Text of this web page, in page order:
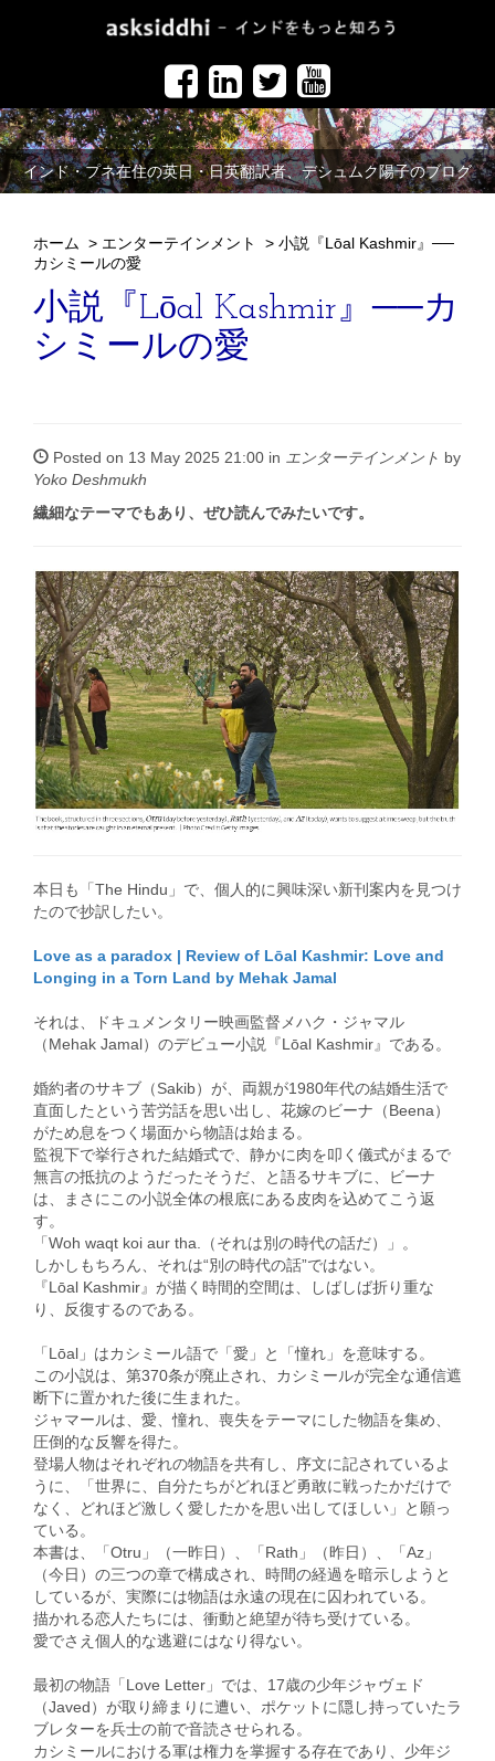
インド・プネ在住の英日・日英翻訳者、デシュムク陽子のブログ
ホーム > エンターテインメント > 小説『Lōal Kashmir』──
カシミールの愛
小説『Lōal Kashmir』──カ
シミールの愛
Posted on 13 May 2025 21:00 in エンターテインメント by
Yoko Deshmukh
繊細なテーマでもあり、ぜひ読んでみたいです。
本日も「The Hindu」で、個人的に興味深い新刊案内を見つけ
たので抄訳したい。
Love as a paradox | Review of Lōal Kashmir: Love and
Longing in a Torn Land by Mehak Jamal
それは、ドキュメンタリー映画監督メハク・ジャマル
（Mehak Jamal）のデビュー小説『Lōal Kashmir』である。
婚約者のサキブ（Sakib）が、両親が1980年代の結婚生活で
直面したという苦労話を思い出し、花嫁のビーナ（Beena）
がため息をつく場面から物語は始まる。
監視下で挙行された結婚式で、静かに肉を叩く儀式がまるで
無言の抵抗のようだったそうだ、と語るサキブに、ビーナ
は、まさにこの小説全体の根底にある皮肉を込めてこう返
す。
「Woh waqt koi aur tha.（それは別の時代の話だ）」。
しかしもちろん、それは“別の時代の話”ではない。
『Lōal Kashmir』が描く時間的空間は、しばしば折り重な
り、反復するのである。
「Lōal」はカシミール語で「愛」と「憧れ」を意味する。
この小説は、第370条が廃止され、カシミールが完全な通信遮
断下に置かれた後に生まれた。
ジャマールは、愛、憧れ、喪失をテーマにした物語を集め、
圧倒的な反響を得た。
登場人物はそれぞれの物語を共有し、序文に記されているよ
うに、「世界に、自分たちがどれほど勇敢に戦ったかだけで
なく、どれほど激しく愛したかを思い出してほしい」と願っ
ている。
本書は、「Otru」（一昨日）、「Rath」（昨日）、「Az」
（今日）の三つの章で構成され、時間の経過を暗示しようと
しているが、実際には物語は永遠の現在に囚われている。
描かれる恋人たちには、衝動と絶望が待ち受けている。
愛でさえ個人的な逃避にはなり得ない。
最初の物語「Love Letter」では、17歳の少年ジャヴェド
（Javed）が取り締まりに遭い、ポケットに隠し持っていたラ
ブレターを兵士の前で音読させられる。
カシミールにおける軍は権力を掌握する存在であり、少年ジ